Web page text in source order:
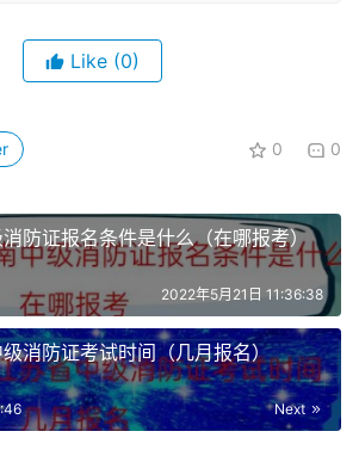
关职业五级/初级工职业资格证书（技能
从事本职业或相关职业工作4年（含）
相关职业工作6年（含）以上。
专业或相关专业毕业证书（含尚未取得
毕业生）；或取得经评估论证、以中级
等及以上职业学校本专业或相关专业毕
毕业证书的在校应届毕业生）。
作员考试时间
Like (0)
0 0
防证报名条件是什么（在哪报考）
2022年5月21日 11:36:38
消防证考试时间（几月报名）
Next